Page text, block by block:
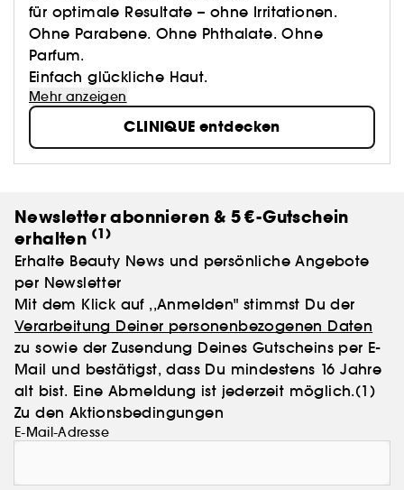
für optimale Resultate – ohne Irritationen.
Ohne Parabene. Ohne Phthalate. Ohne
Parfum.
Einfach glückliche Haut.
Mehr anzeigen
CLINIQUE entdecken
Newsletter abonnieren & 5 €-Gutschein
erhalten (1)
Erhalte Beauty News und persönliche Angebote
per Newsletter
Mit dem Klick auf ,,Anmelden" stimmst Du der
Verarbeitung Deiner personenbezogenen Daten
zu sowie der Zusendung Deines Gutscheins per E-
Mail und bestätigst, dass Du mindestens 16 Jahre
alt bist. Eine Abmeldung ist jederzeit möglich.(1)
Zu den Aktionsbedingungen
E-Mail-Adresse